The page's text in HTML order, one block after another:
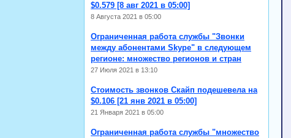
$0.579 [8 авг 2021 в 05:00]
8 Августа 2021 в 05:00
Ограниченная работа службы "Звонки
между абонентами Skype" в следующем
регионе: множество регионов и стран
27 Июля 2021 в 13:10
Стоимость звонков Скайп подешевела на
$0.106 [21 янв 2021 в 05:00]
21 Января 2021 в 05:00
Ограниченная работа службы "множество